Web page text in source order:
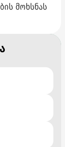
მოხსნას